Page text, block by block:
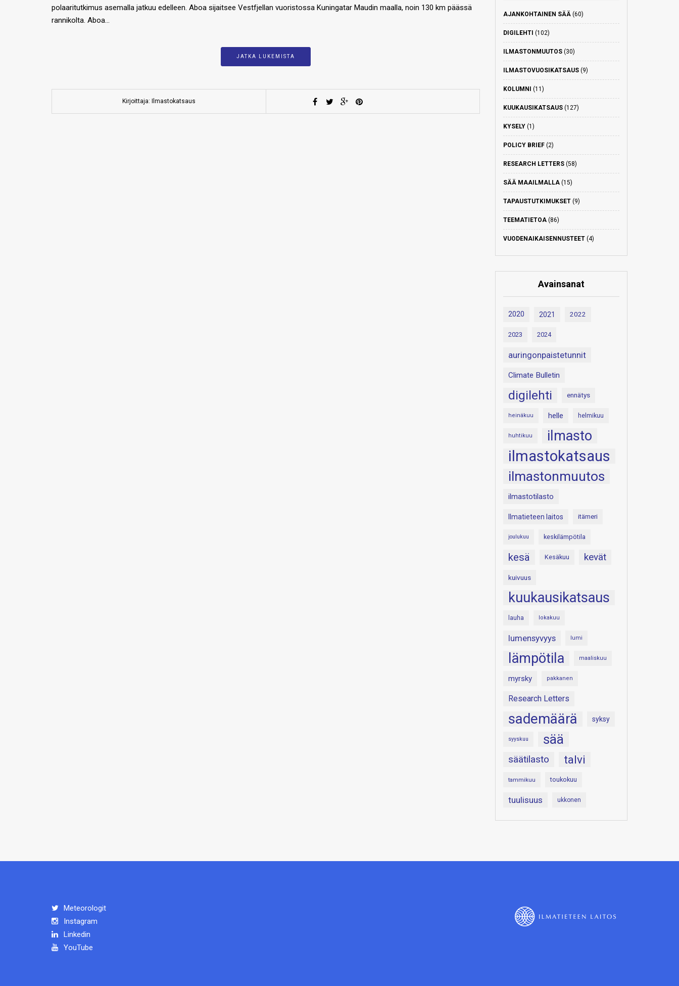
polaaritutkimus asemalla jatkuu edelleen. Aboa sijaitsee Vestfjellan vuoristossa Kuningatar Maudin maalla, noin 130 km päässä
rannikolta. Aboa…
JATKA LUKEMISTA
Kirjoittaja: Ilmastokatsaus
AJANKOHTAINEN SÄÄ(60)
DIGILEHTI (102)
ILMASTONMUUTOS(30)
ILMASTOVUOSIKATSAUS(9)
KOLUMNI (11)
KUUKAUSIKATSAUS(127)
KYSELY(1)
POLICY BRIEF(2)
RESEARCH LETTERS(58)
SÄÄ MAAILMALLA(15)
TAPAUSTUTKIMUKSET(9)
TEEMATIETOA(86)
VUODENAIKAISENNUSTEET(4)
Avainsanat
2020 2021 2022
2023 2024
auringonpaistetunnit
Climate Bulletin
digilehti ennätys
heinäkuu helle helmikuu
huhtikuu ilmasto
ilmastokatsaus
ilmastonmuutos
ilmastotilasto
Ilmatieteen laitos itämeri
joulukuu keskilämpötila
kesä Kesäkuu kevät
kuivuus
kuukausikatsaus
lauha lokakuu
lumensyvyys lumi
lämpötila maaliskuu
myrsky pakkanen
Research Letters
sademäärä syksy
syyskuu sää
säätilasto talvi
tammikuu toukokuu
tuulisuus ukkonen
Meteorologit
Instagram
Linkedin
YouTube